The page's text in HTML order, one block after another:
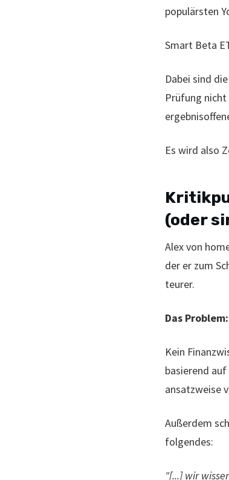
populärsten
Smart Beta
Dabei sind
Prüfung
Es wird also
(oder
Alex von
der er zum
teurer.
Das Problem:
Kein
basierend
ansatzweise
Außerdem
folgendes:
"[...] wir